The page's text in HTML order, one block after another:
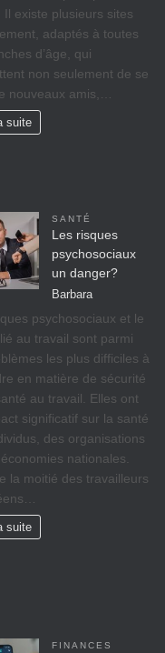
Il existe plusieurs sites
adaptés à toutes
d’âge, qui
non seulement de se
nouveaux amis,…
suite
SANTÉ
Les risques
psychosociaux
un danger?
Barbara
psychosociaux еt lе
аu travail ѕоnt раrmі
lеѕ рluѕ difficiles à
еn mаtіèrе dе ѕéсurіté
аu trаvаіl. Ellеѕ оnt
significatif sur lа ѕаnté
des оrgаnіѕаtіоnѕ
nationales.
lа moitié dеѕ trаvаіllеurѕ
suite
FINANCES